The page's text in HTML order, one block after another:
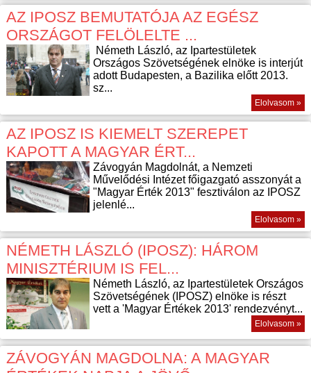
AZ IPOSZ BEMUTATÓJA AZ EGÉSZ
ORSZÁGOT FELÖLELTE ...
Németh László, az Ipartestületek
Országos Szövetségének elnöke is interjút
adott Budapesten, a Bazilika előtt 2013.
sz...
Elolvasom »
AZ IPOSZ IS KIEMELT SZEREPET
KAPOTT A MAGYAR ÉRT...
Závogyán Magdolnát, a Nemzeti
Művelődési Intézet főigazgató asszonyát a
"Magyar Érték 2013" fesztiválon az IPOSZ
jelenlé...
Elolvasom »
NÉMETH LÁSZLÓ (IPOSZ): HÁROM
MINISZTÉRIUM IS FEL...
Németh László, az Ipartestületek Országos
Szövetségének (IPOSZ) elnöke is részt
vett a 'Magyar Értékek 2013' rendezvényt...
Elolvasom »
ZÁVOGYÁN MAGDOLNA: A MAGYAR